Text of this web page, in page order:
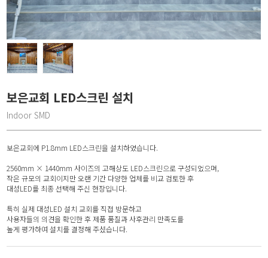
보은교회 LED스크린 설치
Indoor SMD
보은교회에 P1.8mm LED스크린을 설치하였습니다.
2560mm × 1440mm 사이즈의 고해상도 LED스크린으로 구성되었으며,
작은 규모의 교회이지만 오랜 기간 다양한 업체를 비교 검토한 후
대성LED를 최종 선택해 주신 현장입니다.
특히 실제 대성LED 설치 교회를 직접 방문하고
사용자들의 의견을 확인한 후 제품 품질과 사후관리 만족도를
높게 평가하여 설치를 결정해 주셨습니다.